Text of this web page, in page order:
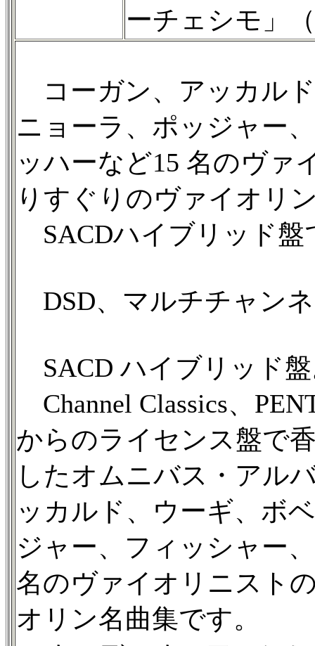
ーチェシモ」
コーガン、アッカル
ニョーラ、ポッジャー
ッハーなど15 名のヴァ
りすぐりのヴァイオリ
SACDハイブリッド盤
DSD、マルチチャン
SACD ハイブリッド
Channel Classics、
からのライセンス盤で
したオムニバス・アル
ッカルド、ウーギ、ボ
ジャー、フィッシャー
名のヴァイオリニスト
オリン名曲集です。